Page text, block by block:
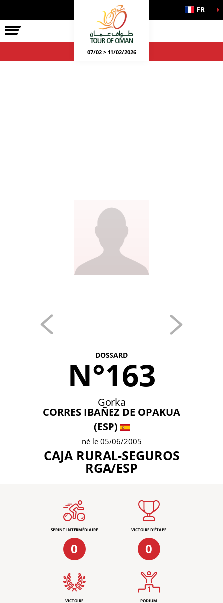
FR
07/02 > 11/02/2026
DOSSARD
N°163
Gorka
CORRES IBAÑEZ DE OPAKUA
(ESP)
né le 05/06/2005
CAJA RURAL-SEGUROS
RGA/ESP
SPRINT INTERMÉDIAIRE
0
VICTOIRE D'ÉTAPE
0
VICTOIRE PODIUM